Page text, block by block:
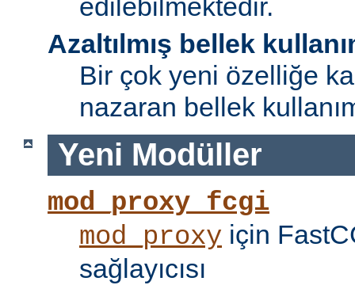
edilebilmektedir.
Azaltılmış bellek
Bir çok yeni özelliğe
nazaran bellek
Yeni Modüller
mod_proxy_fcgi
mod_proxy için
sağlayıcısı